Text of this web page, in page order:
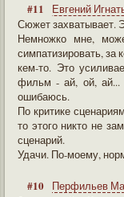
#11
Евгений
Сюжет захватывает.
Немножко мне,
симпатизировать, за
кем-то. Это
фильм - ай, ой, ай...
ошибаюсь.
По критике
то этого никто не
сценарий.
Удачи. По-моему,
#10
Перфильев